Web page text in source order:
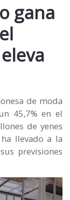
gana
de moda
45,7% en el
de yenes
llevado a la
previsiones